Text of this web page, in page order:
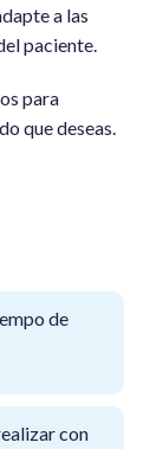
a las
paciente.
para
que deseas.
de
con